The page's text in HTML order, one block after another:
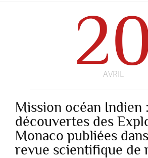
AVRIL
Mission océan Indien
découvertes des
Monaco publiées
revue scientifique de